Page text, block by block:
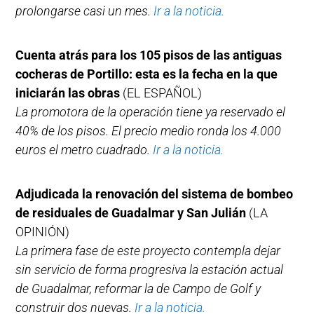
prolongarse casi un mes. Ir a la noticia.
Cuenta atrás para los 105 pisos de las antiguas
cocheras de Portillo: esta es la fecha en la que
iniciarán las obras (EL ESPAÑOL)
La promotora de la operación tiene ya reservado el
40% de los pisos. El precio medio ronda los 4.000
euros el metro cuadrado. Ir a la noticia.
Adjudicada la renovación del sistema de bombeo
de residuales de Guadalmar y San Julián (LA
OPINIÓN)
La primera fase de este proyecto contempla dejar
sin servicio de forma progresiva la estación actual
de Guadalmar, reformar la de Campo de Golf y
construir dos nuevas. Ir a la noticia.